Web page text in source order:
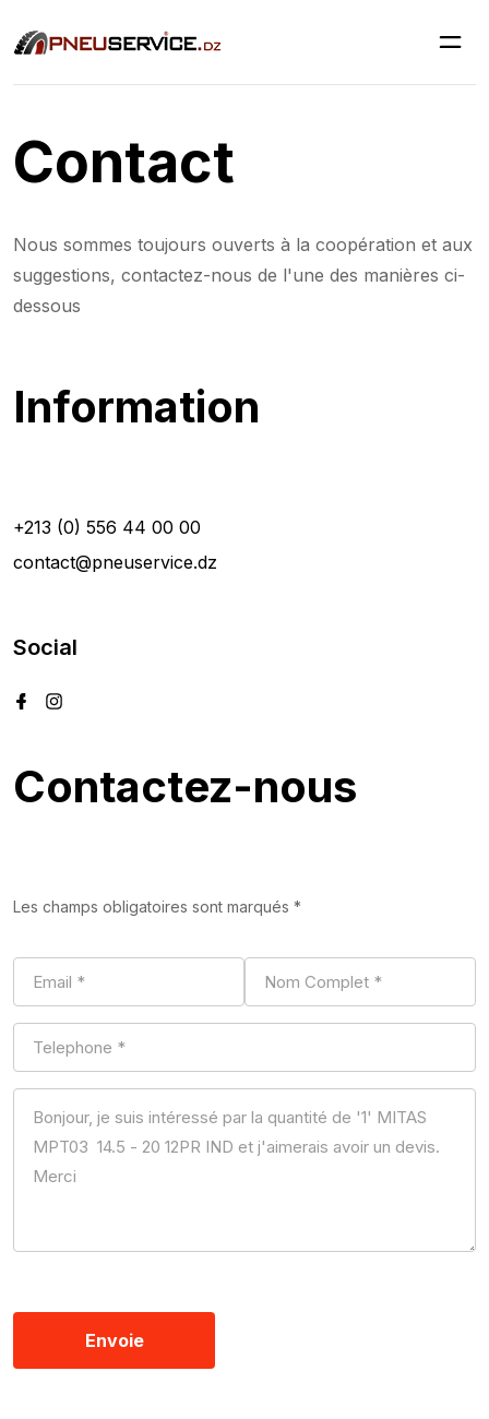
Contact
Nous sommes toujours ouverts à la coopération et aux
suggestions, contactez-nous de l'une des manières ci-
dessous
Information
+213 (0) 556 44 00 00
contact@pneuservice.dz
Social
Contactez-nous
Les champs obligatoires sont marqués *
Envoie